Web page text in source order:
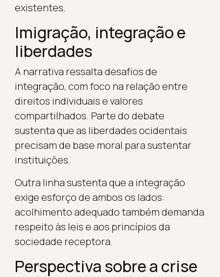
existentes.
Imigração, integração e
liberdades
A narrativa ressalta desafios de
integração, com foco na relação entre
direitos individuais e valores
compartilhados. Parte do debate
sustenta que as liberdades ocidentais
precisam de base moral para sustentar
instituições.
Outra linha sustenta que a integração
exige esforço de ambos os lados:
acolhimento adequado também demanda
respeito às leis e aos princípios da
sociedade receptora.
Perspectiva sobre a crise